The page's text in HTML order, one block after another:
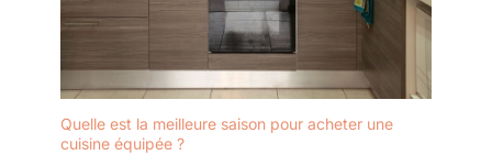
Quelle est la meilleure saison pour acheter une
cuisine équipée ?